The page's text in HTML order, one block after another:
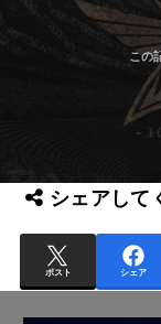
シェアして
ポスト シェア